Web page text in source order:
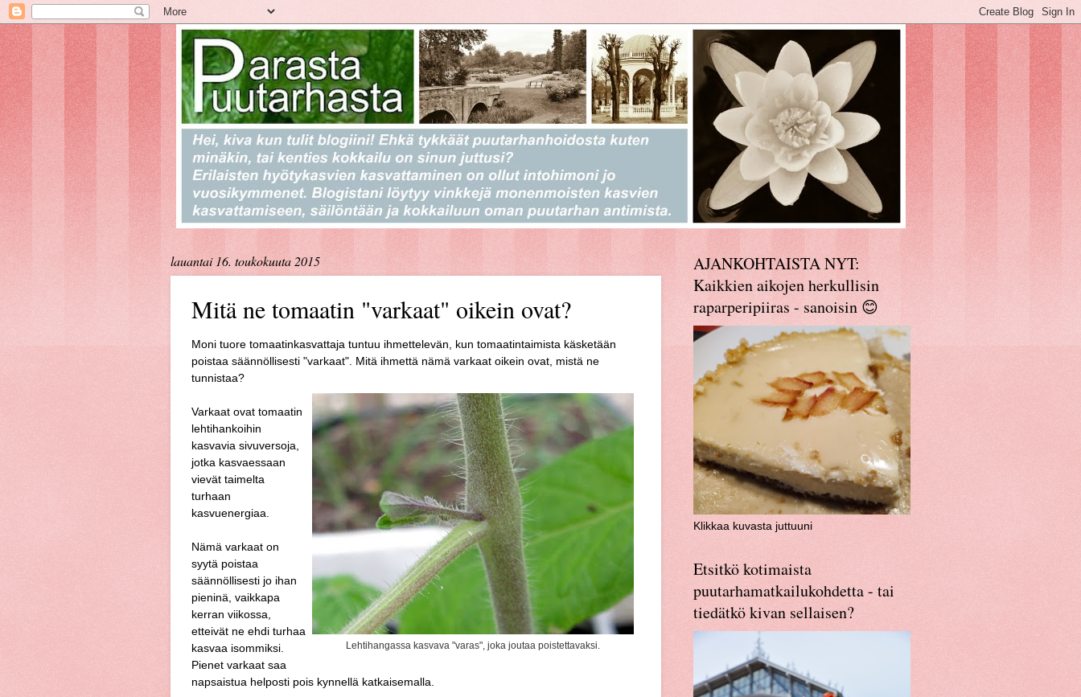
lauantai 16. toukokuuta 2015
Mitä ne tomaatin "varkaat" oikein ovat?
Moni tuore tomaatinkasvattaja tuntuu ihmettelevän, kun tomaatintaimista käsketään
poistaa säännöllisesti "varkaat". Mitä ihmettä nämä varkaat oikein ovat, mistä ne
tunnistaa?
Lehtihangassa kasvava "varas", joka joutaa poistettavaksi.
Varkaat ovat tomaatin
lehtihankoihin
kasvavia sivuversoja,
jotka kasvaessaan
vievät taimelta
turhaan
kasvuenergiaa.
Nämä varkaat on
syytä poistaa
säännöllisesti jo ihan
pieninä, vaikkapa
kerran viikossa,
etteivät ne ehdi turhaa
kasvaa isommiksi.
Pienet varkaat saa
napsaistua helposti pois kynnellä katkaisemalla.
AJANKOHTAISTA NYT:
Kaikkien aikojen herkullisin
raparperipiiras - sanoisin 😊
Klikkaa kuvasta juttuuni
Etsitkö kotimaista
puutarhamatkailukohdetta - tai
tiedätkö kivan sellaisen?